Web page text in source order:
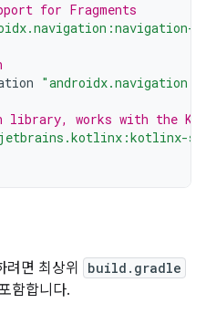
for Fragments
library, works with the
려면 최상위 build.gradle
함합니다.